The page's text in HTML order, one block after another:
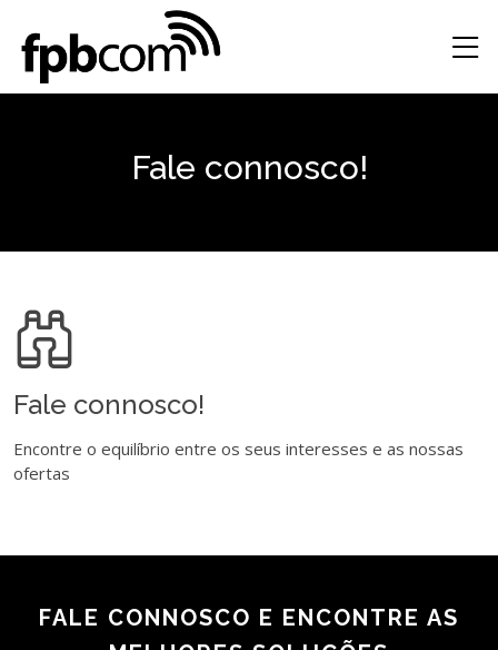
Fale connosco!
Fale connosco!
Encontre o equilíbrio entre os seus interesses e as nossas
ofertas
FALE CONNOSCO E ENCONTRE AS